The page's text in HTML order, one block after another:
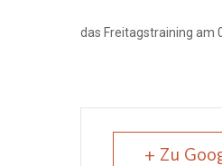
das Freitagstraining am
+ Zu